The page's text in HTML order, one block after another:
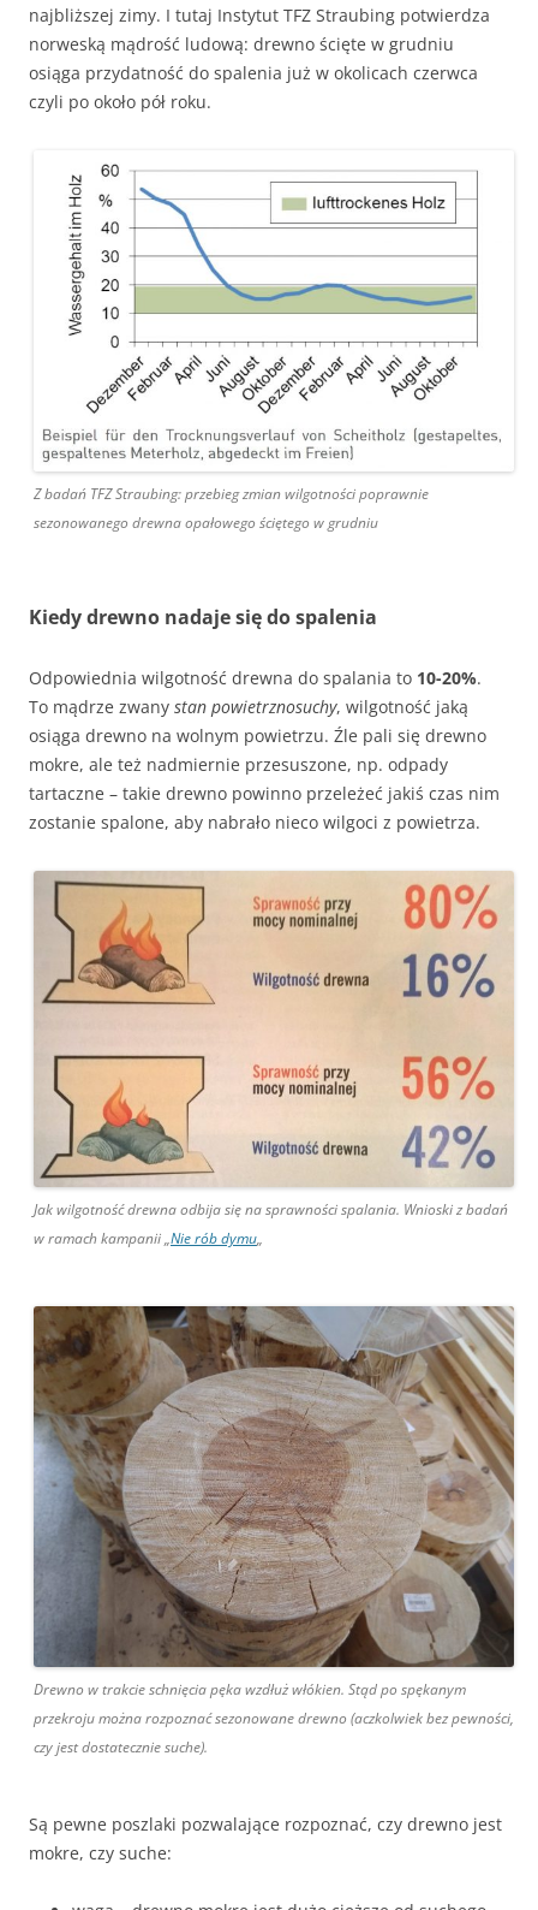
najbliższej zimy. I tutaj Instytut TFZ Straubing potwierdza
norweską mądrość ludową: drewno ścięte w grudniu
osiąga przydatność do spalenia już w okolicach czerwca
czyli po około pół roku.
Z badań TFZ Straubing: przebieg zmian wilgotności poprawnie
sezonowanego drewna opałowego ściętego w grudniu
Kiedy drewno nadaje się do spalenia
Odpowiednia wilgotność drewna do spalania to 10-20%.
To mądrze zwany stan powietrznosuchy, wilgotność jaką
osiąga drewno na wolnym powietrzu. Źle pali się drewno
mokre, ale też nadmiernie przesuszone, np. odpady
tartaczne – takie drewno powinno przeleżeć jakiś czas nim
zostanie spalone, aby nabrało nieco wilgoci z powietrza.
Jak wilgotność drewna odbija się na sprawności spalania. Wnioski z badań
w ramach kampanii „Nie rób dymu„
Drewno w trakcie schnięcia pęka wzdłuż włókien. Stąd po spękanym
przekroju można rozpoznać sezonowane drewno (aczkolwiek bez pewności,
czy jest dostatecznie suche).
Są pewne poszlaki pozwalające rozpoznać, czy drewno jest
mokre, czy suche: